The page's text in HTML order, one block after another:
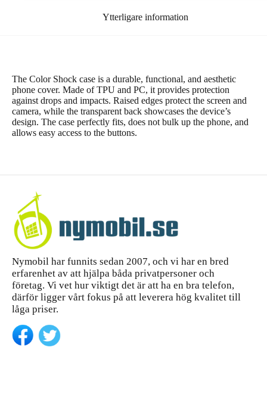
Ytterligare information
The Color Shock case is a durable, functional, and aesthetic
phone cover. Made of TPU and PC, it provides protection
against drops and impacts. Raised edges protect the screen and
camera, while the transparent back showcases the device’s
design. The case perfectly fits, does not bulk up the phone, and
allows easy access to the buttons.
Nymobil har funnits sedan 2007, och vi har en bred
erfarenhet av att hjälpa båda privatpersoner och
företag. Vi vet hur viktigt det är att ha en bra telefon,
därför ligger vårt fokus på att leverera hög kvalitet till
låga priser.